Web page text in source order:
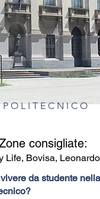
POLITECNICO
consigliate:
Life, Bovisa, Leonardo
da studente